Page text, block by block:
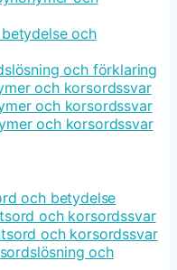
och
och förklaring
och korsordssvar
och korsordssvar
och korsordssvar
och betydelse
och korsordssvar
och korsordssvar
och